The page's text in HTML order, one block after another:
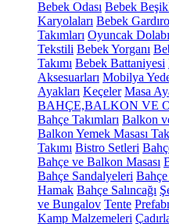
Bebek Odası Bebek
Karyolaları Bebek
Takımları Oyuncak Dolabı
Tekstili Bebek Yorganı
Takımı Bebek Battaniyesi
Aksesuarları Mobilya
Ayakları Keçeler Masa
BAHÇE,BALKON VE
Bahçe Takımları Balkon
Balkon Yemek Masası
Takımı Bistro Setleri
Bahçe ve Balkon Masası
Bahçe Sandalyeleri Bahçe
Hamak Bahçe Salıncağı
ve Bungalov Tente
Kamp Malzemeleri